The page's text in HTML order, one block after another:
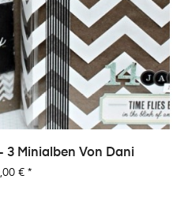
Minialben Von Dani
€*
›